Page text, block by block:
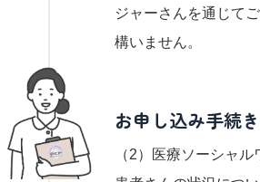
ジャーさんを通じて
構いません。
お申し込み手続き
（2）医療ソーシャ